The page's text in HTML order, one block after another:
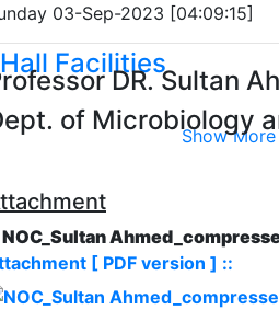
Hall Facilities
Show
03-Sep-2023 [04:09:15]
DR. Sultan
of Microbiology
NOC_Sultan
[ PDF version ] ::